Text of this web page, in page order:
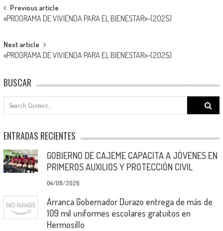
Post
navigation
Previous article
«PROGRAMA DE VIVIENDA PARA EL BIENESTAR»-(2025)
Next article
«PROGRAMA DE VIVIENDA PARA EL BIENESTAR»-(2025)
BUSCAR
Search
for:
ENTRADAS RECIENTES
GOBIERNO DE CAJEME CAPACITA A JÓVENES EN
PRIMEROS AUXILIOS Y PROTECCIÓN CIVIL
04/08/2026
Arranca Gobernador Durazo entrega de más de
109 mil uniformes escolares gratuitos en
Hermosillo